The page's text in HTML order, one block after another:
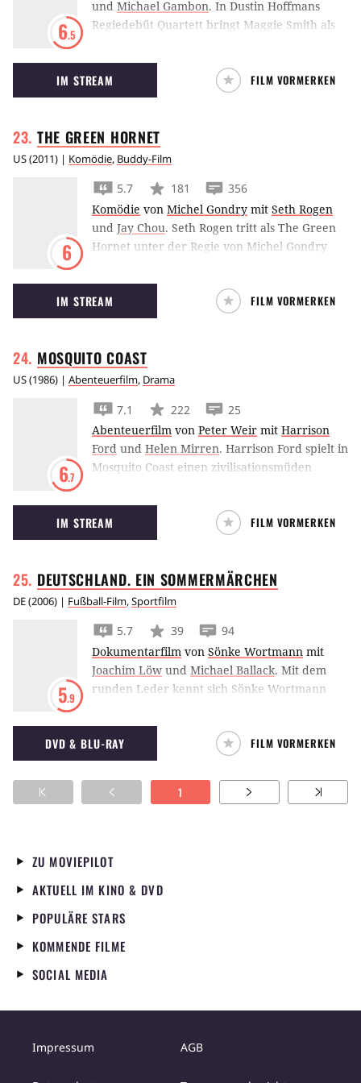
der Jazzszene in Vergessenheit.
6.5
und Michael Gambon. In Dustin Hoffmans
Regiedebüt Quartett bringt Maggie Smith als
Altersheim für Opernsänger.
IM STREAM FILM VORMERKEN
THE GREEN HORNET
US(2011) | Komödie, Buddy-Film
6
5.7 181
356
Komödie von Michel Gondry mit Seth Rogen
und Jay Chou. Seth Rogen tritt als The Green
Hornet unter der Regie von Michel Gondry
IM STREAM FILM VORMERKEN
MOSQUITOCOAST
US(1986) | Abenteuerfilm, Drama
6.7
7.1 222
25
Abenteuerfilm von Peter Weir mit Harrison
Ford und Helen Mirren. Harrison Ford spielt in
Mosquito Coast einen zivilisationsmüden
seiner Familie einen Neustart wagen will – mit
allen Mitteln.
IM STREAM FILM VORMERKEN
DEUTSCHLAND. EIN SOMMERMÄRCHEN
DE(2006) | Fußball-Film,Sportfilm
5.9
5.7 39
94
Dokumentarfilm von Sönke Wortmann mit
Joachim Löw und Michael Ballack. Mit dem
runden Leder kennt sich Sönke Wortmann
über den Weg der deutschen Nationalelf von
1954 um Toni Turek, Fritz Walter und Helmut
Rahn zur Weltmeisterschaft war ein großer
Erfolg. Er hat mit der Dokumentation
"Deutschland. Ein Sommermärchen" die
Cup, bis zum Spiel um Platz Drei in Stuttgart.
deutschen Nationalmannschaft gefiebert, aber
keiner war näher dran als der Regisseur
Sönke Wortmann. Bis in die Kabine folgt er
den WM-Helden, filmt Klinsmanns
mitreißende Ansprachen, die Freudenfeiern
und auch die Enttäuschung nach dem
die Trainer und Betreuer zu Wort kommen. In
Begeisterung der Menschen in Deutschland.
DVD & BLU-RAY FILM VORMERKEN
1
ZU MOVIEPILOT
AKTUELL IM KINO & DVD
POPULÄRE STARS
KOMMENDE FILME
SOCIAL MEDIA
Impressum AGB